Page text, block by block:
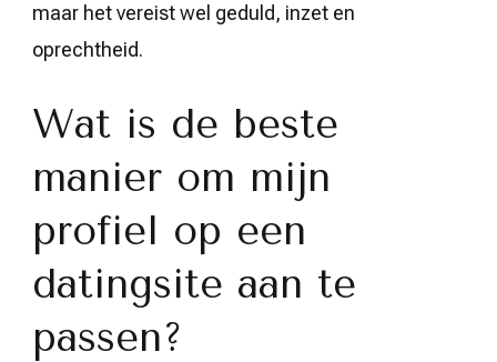
maar het vereist wel geduld, inzet en
oprechtheid.
Wat is de beste
manier om mijn
profiel op een
datingsite aan te
passen?